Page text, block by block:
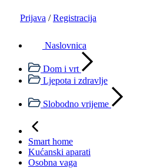
Prijava / Registracija
Naslovnica
Dom i vrt
Ljepota i zdravlje
Slobodno vrijeme
Smart home
Kućanski aparati
Osobna vaga